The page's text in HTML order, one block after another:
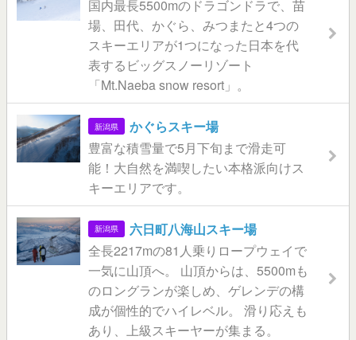
国内最長5500mのドラゴンドラで、苗
場、田代、かぐら、みつまたと4つの
スキーエリアが1つになった日本を代
表するビッグスノーリゾート
「Mt.Naeba snow resort」。
新潟県
かぐらスキー場
豊富な積雪量で5月下旬まで滑走可
能！大自然を満喫したい本格派向けス
キーエリアです。
新潟県
六日町八海山スキー場
全長2217mの81人乗りロープウェイで
一気に山頂へ。 山頂からは、5500mも
のロングランが楽しめ、ゲレンデの構
成が個性的でハイレベル。 滑り応えも
あり、上級スキーヤーが集まる。